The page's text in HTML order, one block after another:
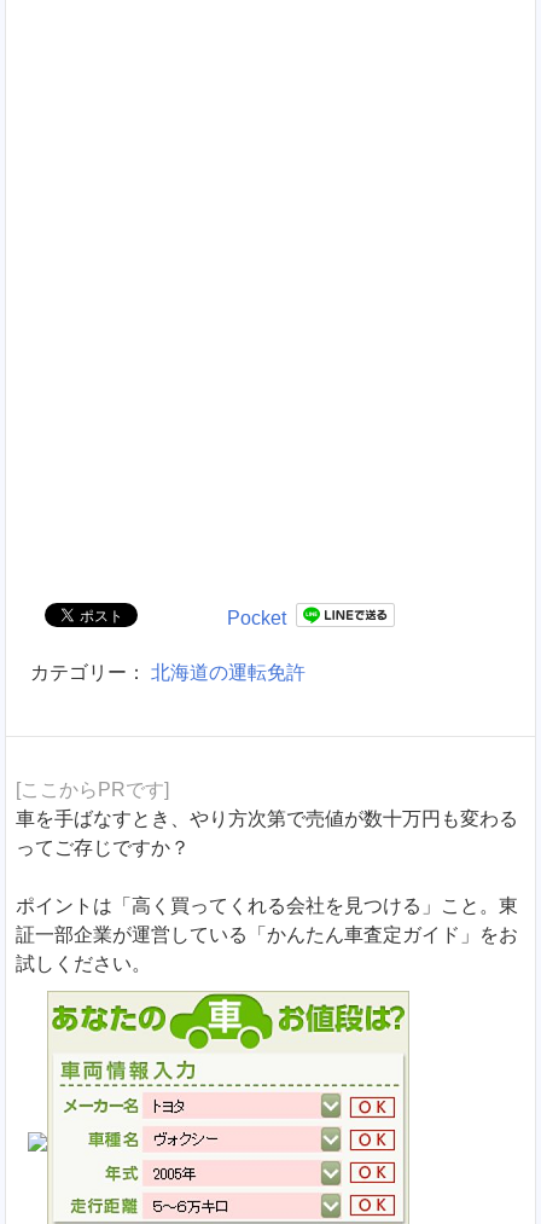
Pocket
カテゴリー： 北海道の運転免許
[ここからPRです]
車を手ばなすとき、やり方次第で売値が数十万円も変わる
ってご存じですか？
ポイントは「高く買ってくれる会社を見つける」こと。東
証一部企業が運営している「かんたん車査定ガイド」をお
試しください。